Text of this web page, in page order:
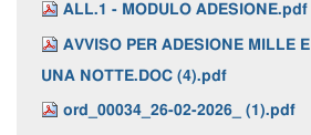
ALL.1 - MODULO ADESIONE.pdf
AVVISO PER ADESIONE MILLE E
UNA NOTTE.DOC (4).pdf
ord_00034_26-02-2026_ (1).pdf